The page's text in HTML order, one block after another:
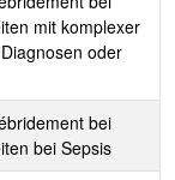
mit komplexer
oder
bei
bei Sepsis